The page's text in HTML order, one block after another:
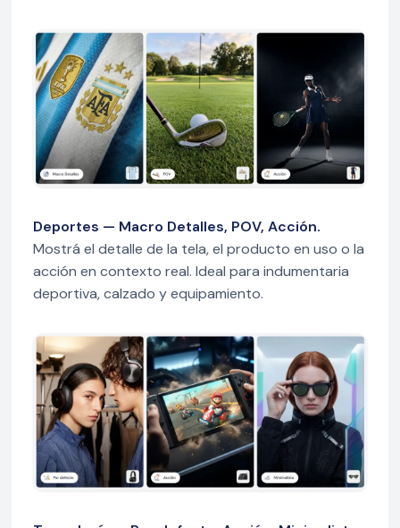
Deportes — Macro Detalles, POV, Acción.
Mostrá el detalle de la tela, el producto en uso o la
acción en contexto real. Ideal para indumentaria
deportiva, calzado y equipamiento.